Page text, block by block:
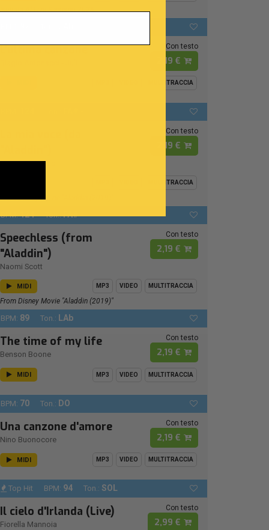
L'ultima canzone Con testo
2,19 €
MULTITRACCIA
Naomi Rivieccio
Con testo
2,19 €
MULTITRACCIA
From Disney Movie "Aladdin (2019)"
BPM:124 Ton.:FA# -
Speechless (from
"Aladdin")
Naomi Scott
Con testo
2,19 €
MIDI MP3 VIDEO MULTITRACCIA
From Disney Movie "Aladdin (2019)"
BPM: 89 Ton.: LAb
The time of my life
Benson Boone
Con testo
2,19 €
MIDI MP3 VIDEO MULTITRACCIA
BPM: 70 Ton.: DO
Una canzone d'amore
Nino Buonocore
Con testo
2,19 €
MIDI MP3 VIDEO MULTITRACCIA
Top Hit BPM: 94 Ton.: SOL
Il cielo d'Irlanda (Live)
Fiorella Mannoia
Con testo
2,99 €